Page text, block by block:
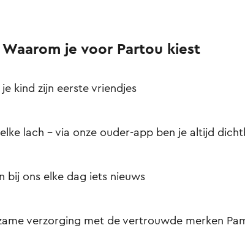
Waarom je voor Partou kiest
kind zijn eerste vriendjes
lach – via onze ouder-app ben je altijd
bij ons elke dag iets nieuws
verzorging met de vertrouwde merken